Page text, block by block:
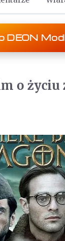
DEON
o życiu